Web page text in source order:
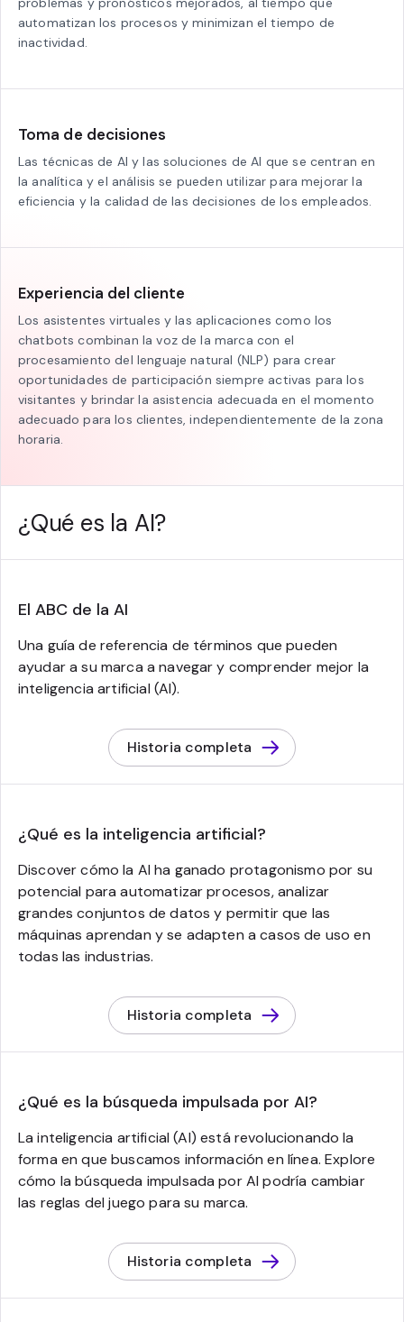
automatizan los procesos y minimizan el tiempo de
inactividad.
Toma de decisiones
Las técnicas de AI y las soluciones de AI que se centran en
la analítica y el análisis se pueden utilizar para mejorar la
eficiencia y la calidad de las decisiones de los empleados.
Experiencia del cliente
Los asistentes virtuales y las aplicaciones como los
chatbots combinan la voz de la marca con el
procesamiento del lenguaje natural (NLP) para crear
oportunidades de participación siempre activas para los
visitantes y brindar la asistencia adecuada en el momento
adecuado para los clientes, independientemente de la zona
horaria.
¿Qué es la AI?
El ABC de la AI
Una guía de referencia de términos que pueden
ayudar a su marca a navegar y comprender mejor la
inteligencia artificial (AI).
Historia completa
¿Qué es la inteligencia artificial?
Discover cómo la AI ha ganado protagonismo por su
potencial para automatizar procesos, analizar
grandes conjuntos de datos y permitir que las
máquinas aprendan y se adapten a casos de uso en
todas las industrias.
Historia completa
¿Qué es la búsqueda impulsada por AI?
La inteligencia artificial (AI) está revolucionando la
forma en que buscamos información en línea. Explore
cómo la búsqueda impulsada por AI podría cambiar
las reglas del juego para su marca.
Historia completa